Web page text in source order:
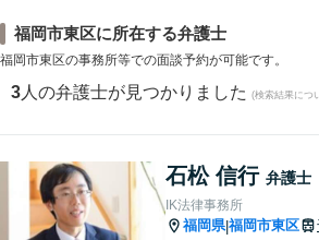
福岡市東区に所在する弁護士
福岡市東区の事務所等での面談予約が可能です。
3 人の弁護士が見つかりました (検索結果につ
石松 信行 弁護士
IK法律事務所
福岡県|福岡市東区